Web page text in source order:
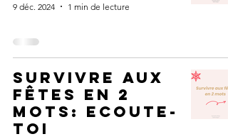
9 déc. 2024 1 min de lecture
survivre aux
fêtes en 2
mots: ecoute-
toi